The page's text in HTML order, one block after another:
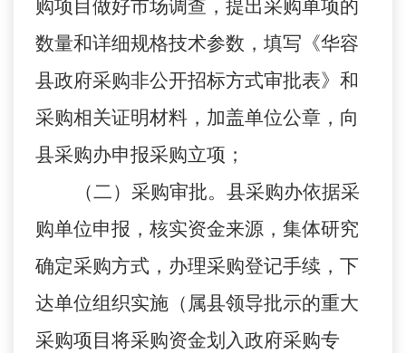
购项目做好市场调查，提出采购单项的
数量和详细规格技术参数，填写《华容
县政府采购非公开招标方式审批表》和
采购相关证明材料，加盖单位公章，向
县采购办申报采购立项；
（二）采购审批。县采购办依据采
购单位申报，核实资金来源，集体研究
确定采购方式，办理采购登记手续，下
达单位组织实施（属县领导批示的重大
采购项目将采购资金划入政府采购专